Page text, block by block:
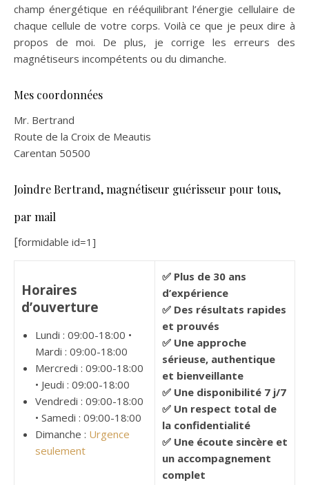
champ énergétique en rééquilibrant l’énergie cellulaire de
chaque cellule de votre corps. Voilà ce que je peux dire à
propos de moi. De plus, je corrige les erreurs des
magnétiseurs incompétents ou du dimanche.
Mes coordonnées
Mr. Bertrand
Route de la Croix de Meautis
Carentan 50500
Joindre Bertrand, magnétiseur guérisseur pour tous,
par mail
[formidable id=1]
Horaires
d’ouverture
Lundi : 09:00-18:00 •
Mardi : 09:00-18:00
Mercredi : 09:00-18:00
• Jeudi : 09:00-18:00
Vendredi : 09:00-18:00
• Samedi : 09:00-18:00
Dimanche : Urgence
seulement
✅ Plus de 30 ans
d’expérience
✅ Des résultats rapides
et prouvés
✅ Une approche
sérieuse, authentique
et bienveillante
✅ Une disponibilité 7 j/7
✅ Un respect total de
la confidentialité
✅ Une écoute sincère et
un accompagnement
complet